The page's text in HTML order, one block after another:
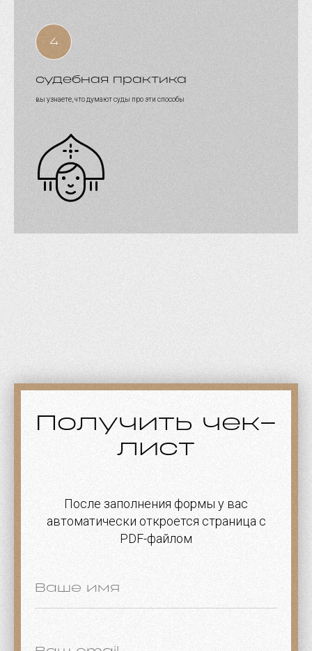
судебная практика
вы узнаете, что думают суды про эти способы
Получить чек-
лист
После заполнения формы у вас
автоматически откроется страница с
PDF-файлом